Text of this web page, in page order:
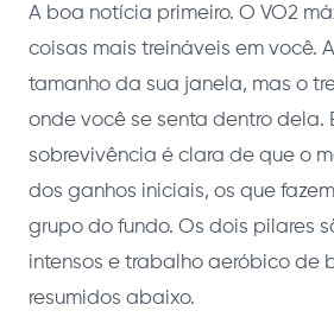
A boa notícia primeiro. O VO2
coisas mais treináveis em você.
tamanho da sua janela, mas o
onde você se senta dentro dela.
sobrevivência é clara de que o
dos ganhos iniciais, os que
grupo do fundo. Os dois pilares
intensos e trabalho aeróbico de
resumidos abaixo.